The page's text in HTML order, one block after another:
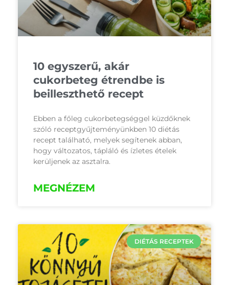
10 egyszerű, akár
cukorbeteg étrendbe is
beilleszthető recept
Ebben a főleg cukorbetegséggel küzdőknek
szóló receptgyűjteményünkben 10 diétás
recept található, melyek segítenek abban,
hogy változatos, tápláló és ízletes ételek
kerüljenek az asztalra.
MEGNÉZEM
DIÉTÁS RECEPTEK